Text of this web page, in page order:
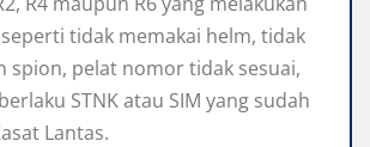
tidak memakai helm, tidak
spion, pelat nomor tidak sesuai,
STNK atau SIM yang sudah
Lantas.